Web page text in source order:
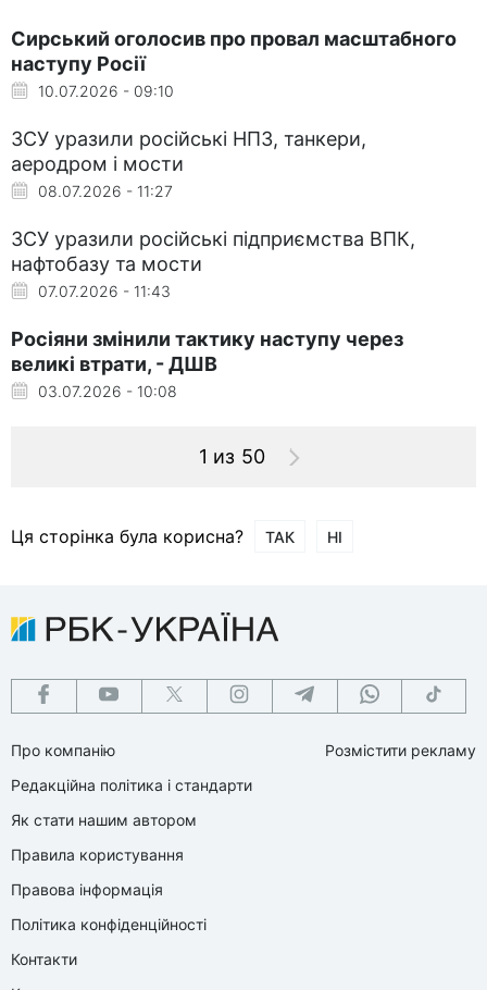
Сирський оголосив про провал масштабного
наступу Росії
10.07.2026 - 09:10
ЗСУ уразили російські НПЗ, танкери,
аеродром і мости
08.07.2026 - 11:27
ЗСУ уразили російські підприємства ВПК,
нафтобазу та мости
07.07.2026 - 11:43
Росіяни змінили тактику наступу через
великі втрати, - ДШВ
03.07.2026 - 10:08
1 из 50
Ця сторінка була корисна? ТАК НІ
Про компанію
Редакційна політика і стандарти
Як стати нашим автором
Правила користування
Правова інформація
Політика конфіденційності
Контакти
Розмістити рекламу